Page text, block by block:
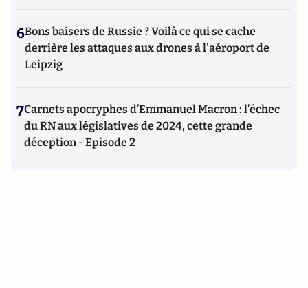
6Bons baisers de Russie ? Voilà ce qui se cache
derrière les attaques aux drones à l'aéroport de
Leipzig
7Carnets apocryphes d’Emmanuel Macron : l’échec
du RN aux législatives de 2024, cette grande
déception - Episode 2